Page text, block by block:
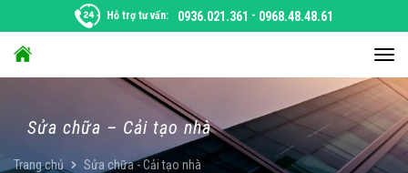
dung
Hỗ trợ tư vấn: 0936.021.361 - 0968.48.48.61
đổi
điều
Sửa chữa – Cải tạo nhà
Trang chủ Sửa chữa - Cải tạo nhà